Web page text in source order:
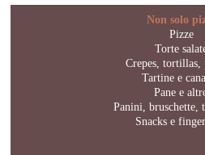
Non solo
Pizze
Torte
Crepes, tortillas,
Tartine e
Pane e
Panini, bruschette,
Snacks e